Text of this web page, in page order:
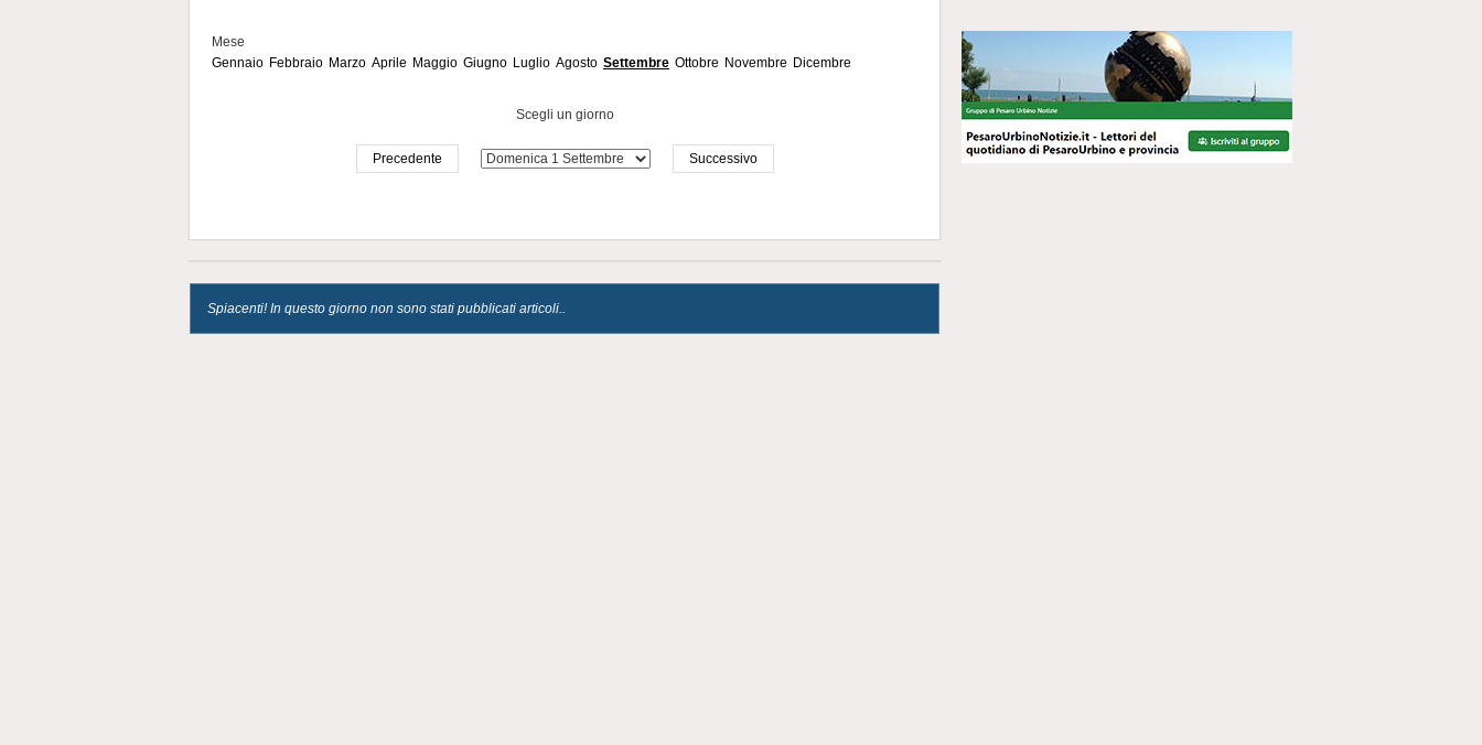
Mese
Gennaio Febbraio Marzo Aprile Maggio Giugno Luglio Agosto Settembre Ottobre Novembre Dicembre
Scegli un giorno
Precedente Successivo
Spiacenti! In questo giorno non sono stati pubblicati articoli..